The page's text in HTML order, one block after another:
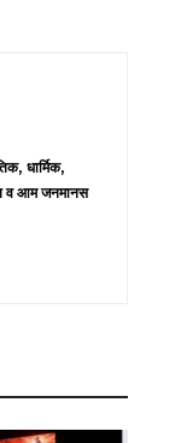
धार्मिक,
व आम जनमानस